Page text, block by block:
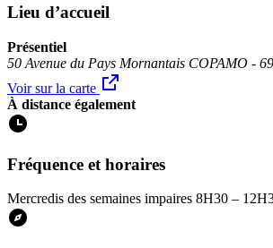
Lieu d’accueil
Présentiel
50 Avenue du Pays Mornantais COPAMO -
Voir sur la carte
À distance également
Fréquence et horaires
Mercredis des semaines impaires 8H30 –